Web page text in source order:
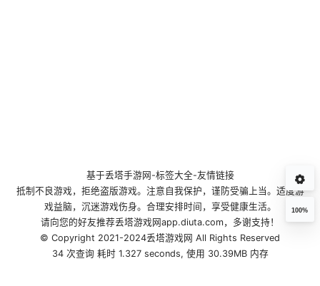
100%
基于丢塔手游网 -标签大全-友情链接
抵制不良游戏，拒绝盗版游戏。注意自我保护，谨防受骗上当。适度游
戏益脑，沉迷游戏伤身。合理安排时间，享受健康生活。
请向您的好友推荐丢塔游戏网app.diuta.com，多谢支持！
© Copyright 2021-2024丢塔游戏网 All Rights Reserved
34 次查询 耗时 1.327 seconds, 使用 30.39MB 内存